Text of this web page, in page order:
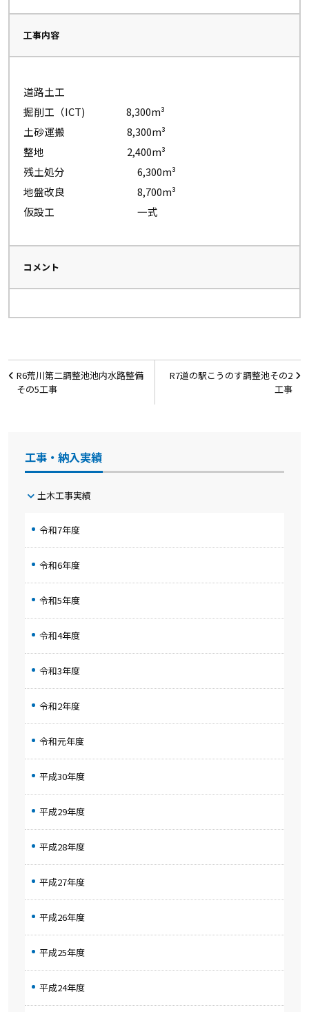
工事内容
道路土工
掘削工（ICT) 8,300m³
土砂運搬 8,300m³
整地 2,400m³
残土処分 6,300m³
地盤改良 8,700m³
仮設工 一式
コメント
投
稿
R7道の駅こうのす調整池その2
工事
R6荒川第二調整池池内水路整備
その5工事
工事・納入実績
土木工事実績
令和7年度
令和6年度
令和5年度
令和4年度
令和3年度
令和2年度
令和元年度
平成30年度
平成29年度
平成28年度
平成27年度
平成26年度
平成25年度
平成24年度